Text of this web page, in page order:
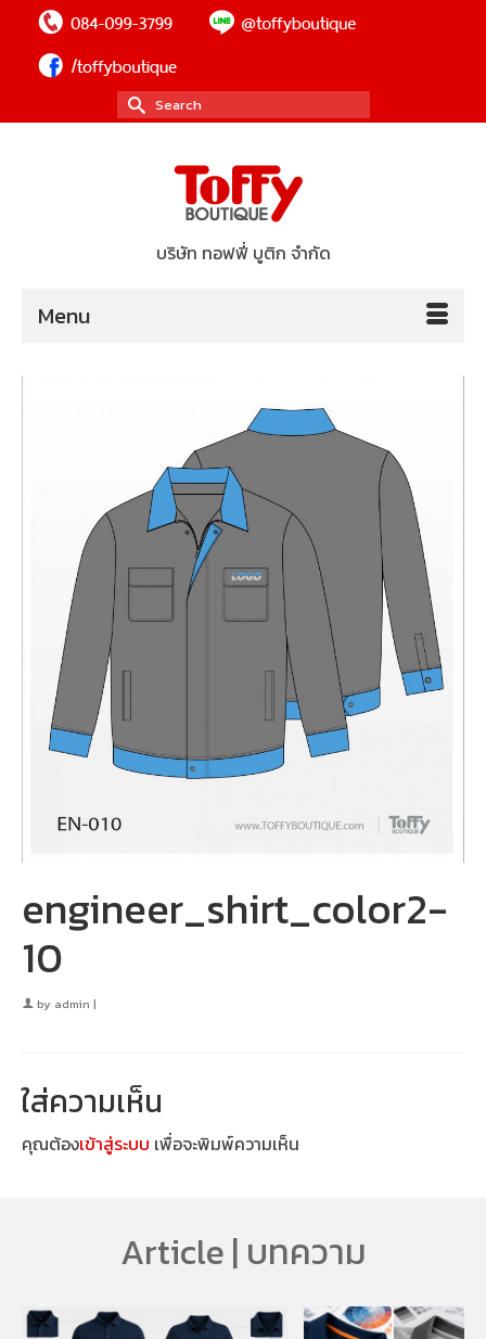
Search
for:
บริษัท ทอฟฟี่ บูติก จำกัด
Menu
engineer_shirt_color2-
10
by admin |
ใส่ความเห็น
คุณต้องเข้าสู่ระบบ เพื่อจะพิมพ์ความเห็น
Article | บทความ